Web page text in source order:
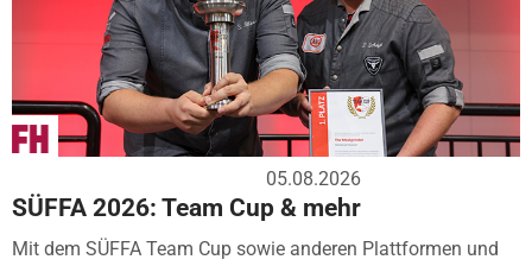
05.08.2026
SÜFFA 2026: Team Cup & mehr
Mit dem SÜFFA Team Cup sowie anderen Plattformen und